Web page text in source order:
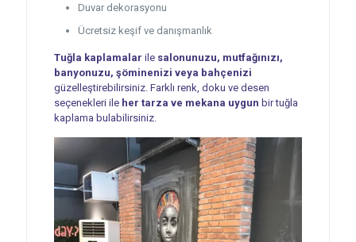
Duvar dekorasyonu
Ücretsiz keşif ve danışmanlık
Tuğla kaplamalar ile salonunuzu, mutfağınızı,
banyonuzu, şöminenizi veya bahçenizi
güzelleştirebilirsiniz. Farklı renk, doku ve desen
seçenekleri ile her tarza ve mekana uygun bir tuğla
kaplama bulabilirsiniz.